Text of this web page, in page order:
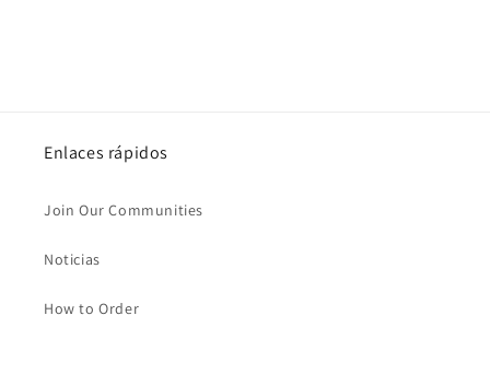
Enlaces rápidos
Join Our Communities
Noticias
How to Order